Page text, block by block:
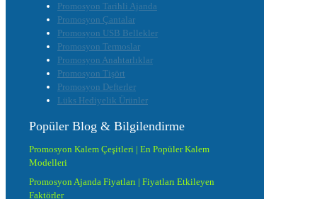
Promosyon Tarihli Ajanda
Promosyon Çantalar
Promosyon USB Bellekler
Promosyon Termoslar
Promosyon Anahtarlıklar
Promosyon Tişört
Promosyon Defterler
Lüks Hediyelik Ürünler
Popüler Blog & Bilgilendirme
Promosyon Kalem Çeşitleri | En Popüler Kalem
Modelleri
Promosyon Ajanda Fiyatları | Fiyatları Etkileyen
Faktörler